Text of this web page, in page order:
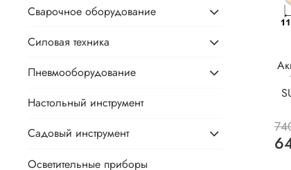
Сварочное оборудование
Силовая техника
Пневмооборудование
Настольный инструмент
Садовый инструмент
Осветительные приборы